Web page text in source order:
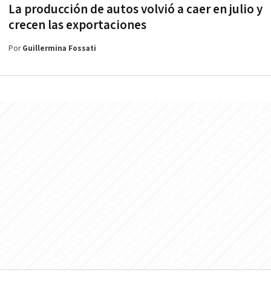
La producción de autos volvió a caer en julio y
crecen las exportaciones
PorGuillermina Fossati